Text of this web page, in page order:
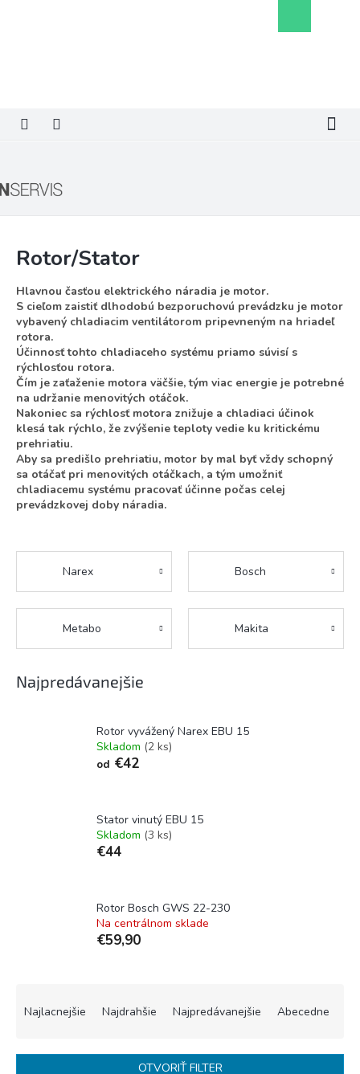
košík
Rotor/Stator
Hlavnou časťou elektrického náradia je motor.
S cieľom zaistiť dlhodobú bezporuchovú prevádzku je motor
vybavený chladiacim ventilátorom pripevneným na hriadeľ
rotora.
Účinnosť tohto chladiaceho systému priamo súvisí s
rýchlosťou rotora.
Čím je zaťaženie motora väčšie, tým viac energie je potrebné
na udržanie menovitých otáčok.
Nakoniec sa rýchlosť motora znižuje a chladiaci účinok
klesá tak rýchlo, že zvýšenie teploty vedie ku kritickému
prehriatiu.
Aby sa predišlo prehriatiu, motor by mal byť vždy schopný
sa otáčať pri menovitých otáčkach, a tým umožniť
chladiacemu systému pracovať účinne počas celej
prevádzkovej doby náradia.
Narex Bosch
Metabo Makita
Najpredávanejšie
Rotor vyvážený Narex EBU 15
Skladom (2 ks)
od €42
Stator vinutý EBU 15
Skladom (3 ks)
€44
Rotor Bosch GWS 22-230
Na centrálnom sklade
€59,90
Najlacnejšie Najdrahšie Najpredávanejšie Abecedne
OTVORIŤ FILTER